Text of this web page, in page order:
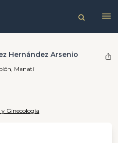
Hernández Arsenio
Manatí
y Ginecología